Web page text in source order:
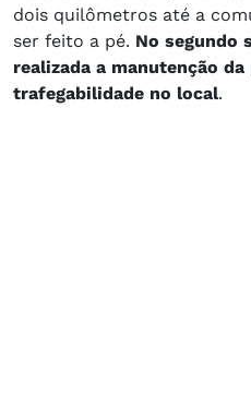
dois quilômetros até a
ser feito a pé. No segundo
realizada a manutenção
trafegabilidade no local.